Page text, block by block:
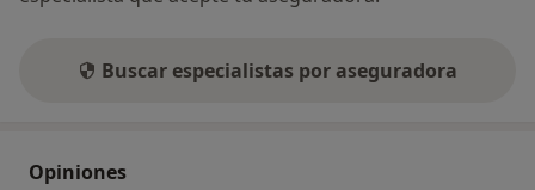
Buscar especialistas por aseguradora
Opiniones